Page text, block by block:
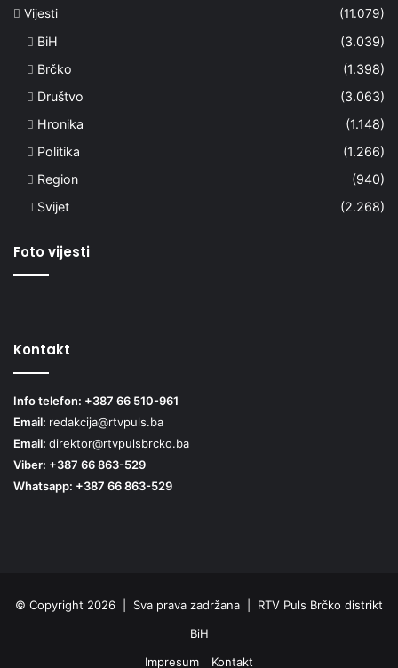
Vijesti
(11.079)
BiH
(3.039)
Brčko
(1.398)
Društvo
(3.063)
Hronika
(1.148)
Politika
(1.266)
Region
(940)
Svijet
(2.268)
Foto vijesti
Kontakt
Info telefon: +387 66 510-961
Email: redakcija@rtvpuls.ba
Email: direktor@rtvpulsbrcko.ba
Viber: +387 66 863-529
Whatsapp: +387 66 863-529
© Copyright 2026 | Sva prava zadržana | RTV Puls Brčko distrikt
BiH
Impresum
Kontakt